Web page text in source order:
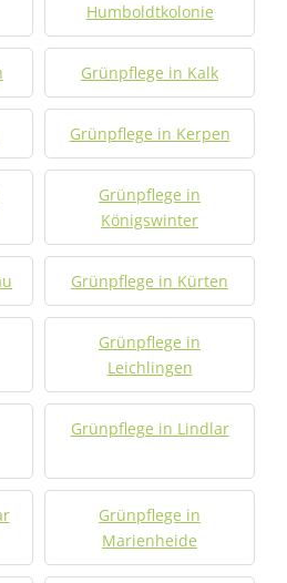
Humboldtkolonie
Grünpflege in Kalk
Grünpflege in Kerpen
Grünpflege in
Königswinter
Grünpflege in Kürten
Grünpflege in
Leichlingen
Grünpflege in Lindlar
Grünpflege in
Marienheide